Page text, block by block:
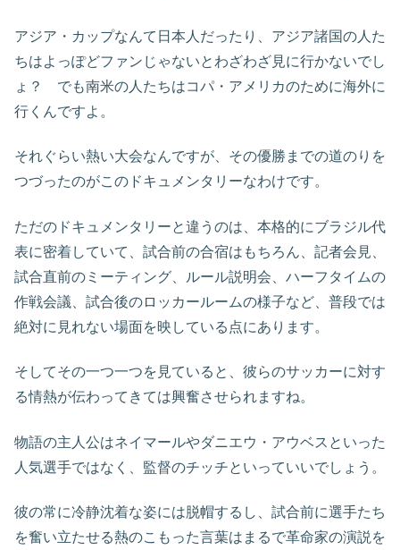
アジア・カップなんて日本人だったり、アジア諸国の人た
ちはよっぽどファンじゃないとわざわざ見に行かないでし
ょ？ でも南米の人たちはコパ・アメリカのために海外に
行くんですよ。
それぐらい熱い大会なんですが、その優勝までの道のりを
つづったのがこのドキュメンタリーなわけです。
ただのドキュメンタリーと違うのは、本格的にブラジル代
表に密着していて、試合前の合宿はもちろん、記者会見、
試合直前のミーティング、ルール説明会、ハーフタイムの
作戦会議、試合後のロッカールームの様子など、普段では
絶対に見れない場面を映している点にあります。
そしてその一つ一つを見ていると、彼らのサッカーに対す
る情熱が伝わってきては興奮させられますね。
物語の主人公はネイマールやダニエウ・アウベスといった
人気選手ではなく、監督のチッチといっていいでしょう。
彼の常に冷静沈着な姿には脱帽するし、試合前に選手たち
を奮い立たせる熱のこもった言葉はまるで革命家の演説を